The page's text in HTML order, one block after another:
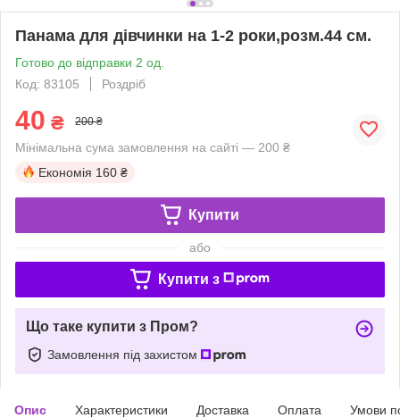
Панама для дівчинки на 1-2 роки,розм.44 см.
Готово до відправки 2 од.
Код: 83105
Роздріб
40 ₴ 200 ₴
Мінімальна сума замовлення на сайті — 200 ₴
Економія 160 ₴
Купити
або
Купити з
Що таке купити з Пром?
Замовлення під захистом
Опис Характеристики Доставка Оплата Умови